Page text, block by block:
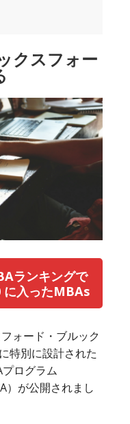
クスフォー
ランキングで
に入ったMBAs
ォード・ブルック
特別に設計された
ログラム
）が公開されまし